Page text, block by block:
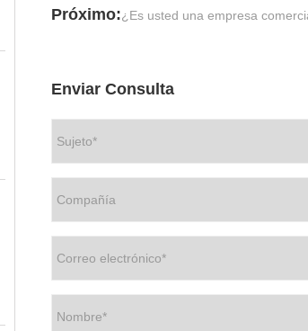
Próximo:¿Es usted una empresa
Enviar Consulta